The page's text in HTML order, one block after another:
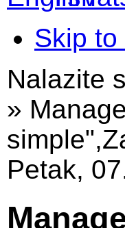
Skip
Nalazite
»
Petak,